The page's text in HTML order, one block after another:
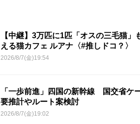
【中継】3万匹に1匹「オスの三毛猫
える猫カフェ ルアナ〈#推しドコ？〉
2026/8/7(金)19:54
「一歩前進」四国の新幹線 国交省
要推計やルート案検討
2026/8/7(金)19:02